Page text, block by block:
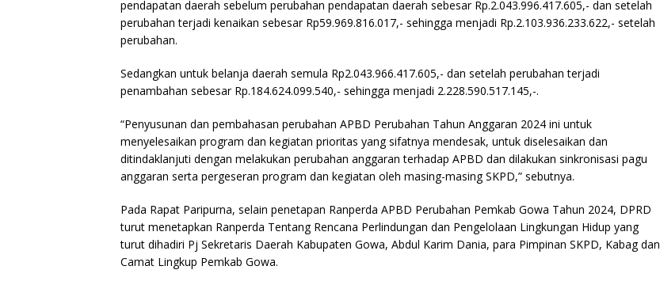
pendapatan daerah sebelum perubahan pendapatan daerah sebesar Rp.2.043.996.417.605,- dan setelah
perubahan terjadi kenaikan sebesar Rp59.969.816.017,- sehingga menjadi Rp.2.103.936.233.622,- setelah
perubahan.
Sedangkan untuk belanja daerah semula Rp2.043.966.417.605,- dan setelah perubahan terjadi
penambahan sebesar Rp.184.624.099.540,- sehingga menjadi 2.228.590.517.145,-.
“Penyusunan dan pembahasan perubahan APBD Perubahan Tahun Anggaran 2024 ini untuk
menyelesaikan program dan kegiatan prioritas yang sifatnya mendesak, untuk diselesaikan dan
ditindaklanjuti dengan melakukan perubahan anggaran terhadap APBD dan dilakukan sinkronisasi pagu
anggaran serta pergeseran program dan kegiatan oleh masing-masing SKPD,” sebutnya.
Pada Rapat Paripurna, selain penetapan Ranperda APBD Perubahan Pemkab Gowa Tahun 2024, DPRD
turut menetapkan Ranperda Tentang Rencana Perlindungan dan Pengelolaan Lingkungan Hidup yang
turut dihadiri Pj Sekretaris Daerah Kabupaten Gowa, Abdul Karim Dania, para Pimpinan SKPD, Kabag dan
Camat Lingkup Pemkab Gowa.